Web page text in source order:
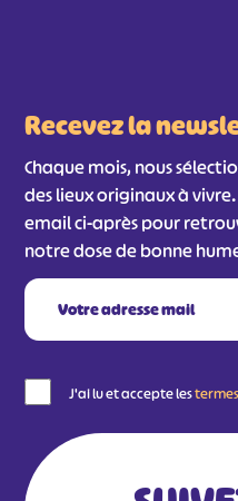
Recevez la
Chaque mois, nous
des lieux originaux à
email ci-après pour
notre dose de bonne
J'ai lu et accepte les